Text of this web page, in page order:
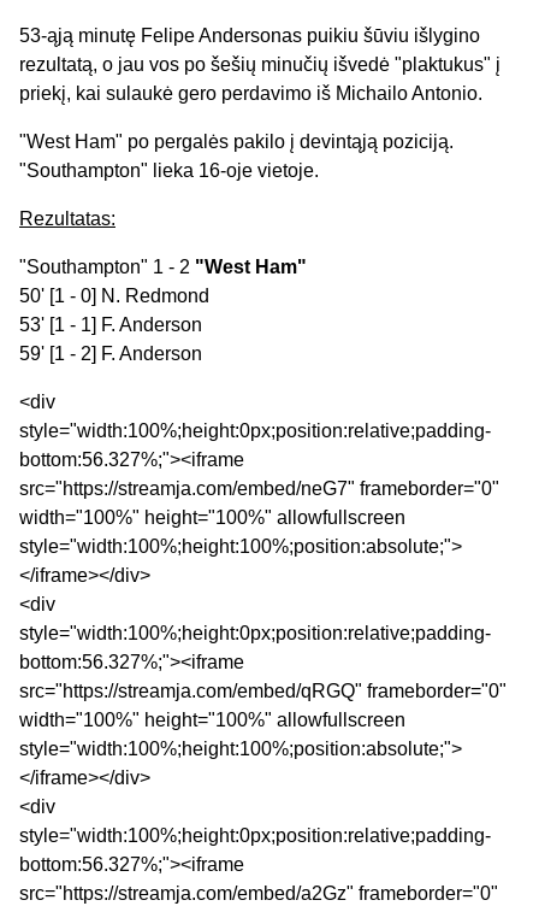
53-ąją minutę Felipe Andersonas puikiu šūviu išlygino
rezultatą, o jau vos po šešių minučių išvedė "plaktukus" į
priekį, kai sulaukė gero perdavimo iš Michailo Antonio.
"West Ham" po pergalės pakilo į devintąją poziciją.
"Southampton" lieka 16-oje vietoje.
Rezultatas:
"Southampton" 1 - 2 "West Ham"
50' [1 - 0] N. Redmond
53' [1 - 1] F. Anderson
59' [1 - 2] F. Anderson
<div
style="width:100%;height:0px;position:relative;padding-
bottom:56.327%;"><iframe
src="https://streamja.com/embed/neG7" frameborder="0"
width="100%" height="100%" allowfullscreen
style="width:100%;height:100%;position:absolute;">
</iframe></div>
<div
style="width:100%;height:0px;position:relative;padding-
bottom:56.327%;"><iframe
src="https://streamja.com/embed/qRGQ" frameborder="0"
width="100%" height="100%" allowfullscreen
style="width:100%;height:100%;position:absolute;">
</iframe></div>
<div
style="width:100%;height:0px;position:relative;padding-
bottom:56.327%;"><iframe
src="https://streamja.com/embed/a2Gz" frameborder="0"